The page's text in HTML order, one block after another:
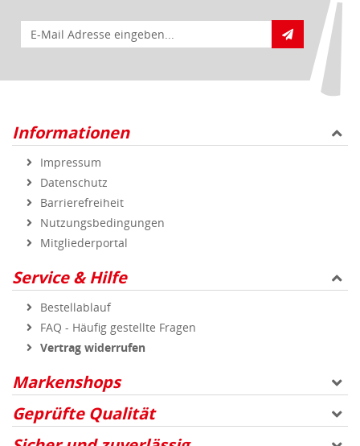
E-Mail für Newsletteranmeldung
Informationen
Impressum
Datenschutz
Barrierefreiheit
Nutzungsbedingungen
Mitgliederportal
Service & Hilfe
Bestellablauf
FAQ - Häufig gestellte Fragen
Vertrag widerrufen
Markenshops
Geprüfte Qualität